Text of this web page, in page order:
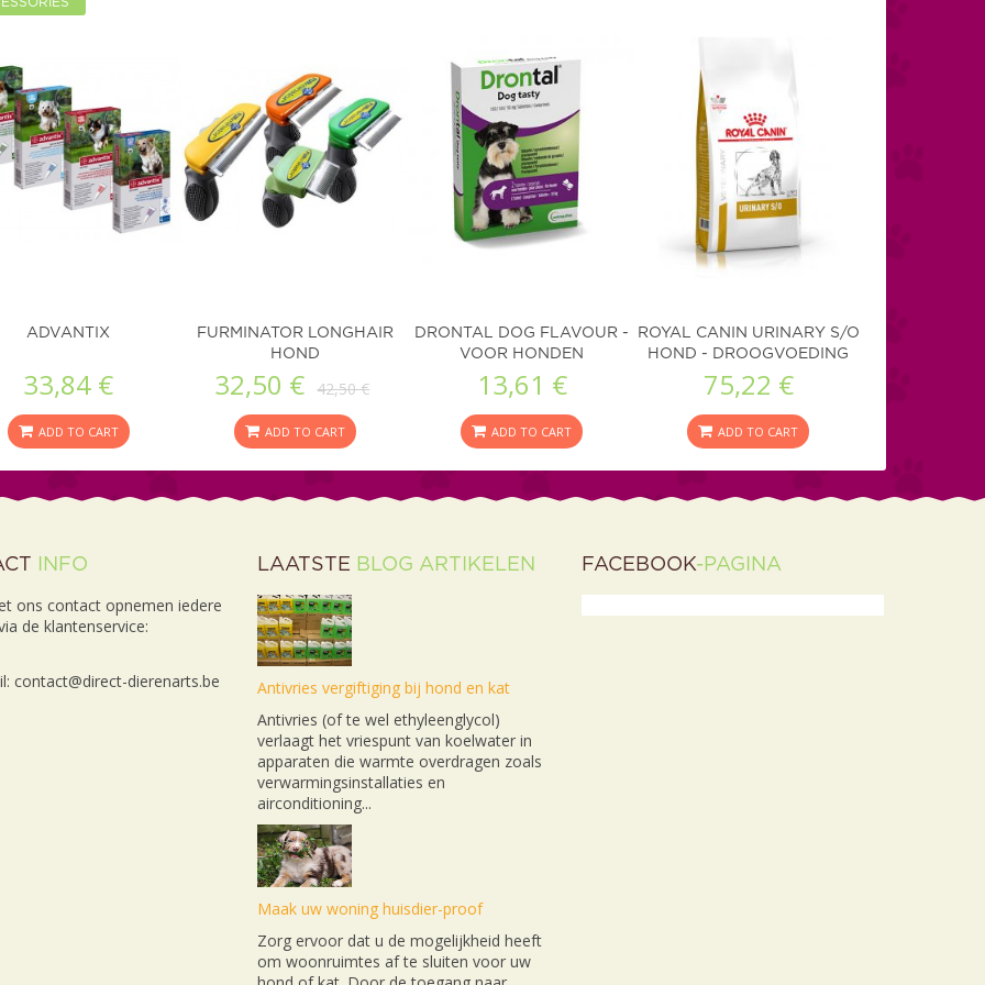
ADVANTIX
33,84 €
ADD TO CART
FURMINATOR LONGHAIR
HOND
32,50 € 42,50 €
ADD TO CART
DRONTAL DOG FLAVOUR -
VOOR HONDEN
13,61 €
ADD TO CART
ROYAL CANIN URINARY S/O
HOND - DROOGVOEDING
75,22 €
ADD TO CART
INFO
ons contact opnemen iedere
de klantenservice:
contact@direct-dierenarts.be
LAATSTE BLOG ARTIKELEN
Antivries vergiftiging bij hond en kat
Antivries (of te wel ethyleenglycol)
verlaagt het vriespunt van koelwater in
apparaten die warmte overdragen zoals
verwarmingsinstallaties en
airconditioning...
Maak uw woning huisdier-proof
Zorg ervoor dat u de mogelijkheid heeft
om woonruimtes af te sluiten voor uw
FACEBOOK-PAGINA